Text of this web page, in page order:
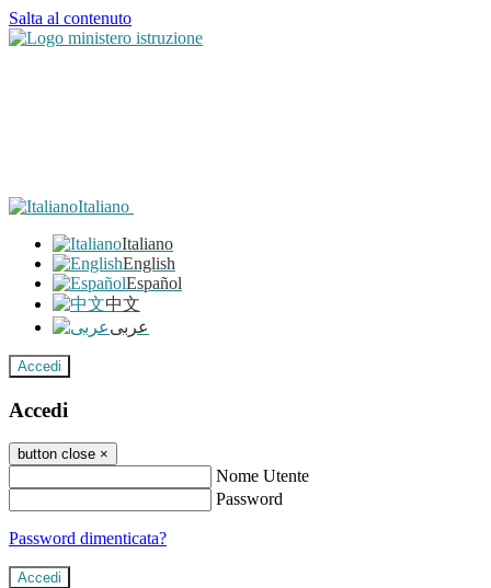
Salta al contenuto
Italiano
Italiano
English
Español
中文
عربى
Accedi
Accedi
button close ×
Nome Utente
Password
Password dimenticata?